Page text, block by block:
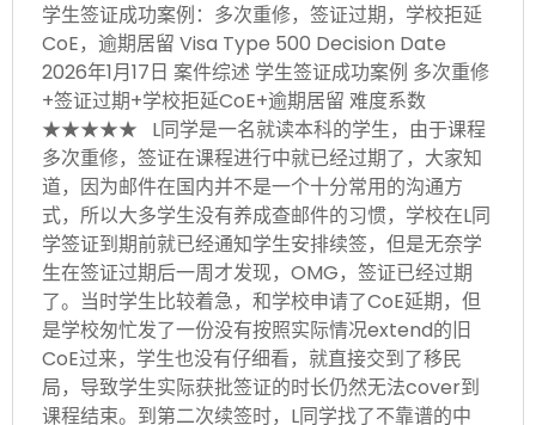
学生签证成功案例：多次重修，签证过期，学校拒延
CoE，逾期居留 Visa Type 500 Decision Date
2026年1月17日 案件综述 学生签证成功案例 多次重修
+签证过期+学校拒延CoE+逾期居留 难度系数
★★★★★ L同学是一名就读本科的学生，由于课程
多次重修，签证在课程进行中就已经过期了，大家知
道，因为邮件在国内并不是一个十分常用的沟通方
式，所以大多学生没有养成查邮件的习惯，学校在L同
学签证到期前就已经通知学生安排续签，但是无奈学
生在签证过期后一周才发现，OMG，签证已经过期
了。当时学生比较着急，和学校申请了CoE延期，但
是学校匆忙发了一份没有按照实际情况extend的旧
CoE过来，学生也没有仔细看，就直接交到了移民
局，导致学生实际获批签证的时长仍然无法cover到
课程结束。到第二次续签时，L同学找了不靠谱的中